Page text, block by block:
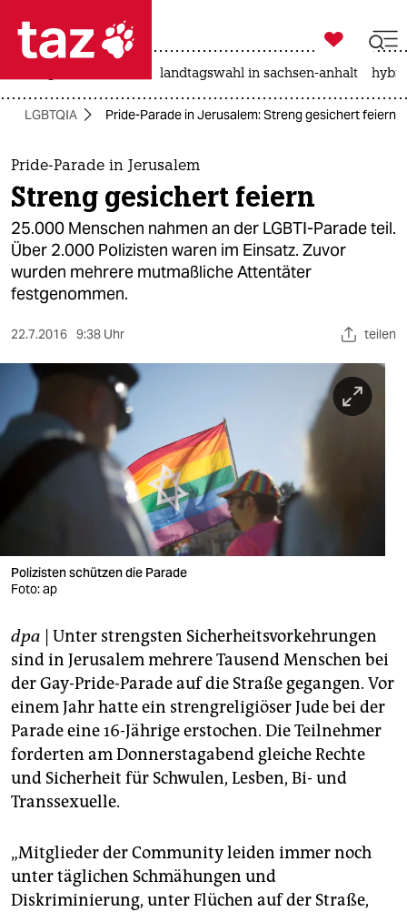
 taz zahl ich
taz zahl ich
themen
politik
öko
gesellschaft
kultur
sport
berlin
nord
wahrheit
verlag
shop
fragen & hilfe
unterstützen
abo
genossenschaft

taz zahl ich
landtagswahl in sachsen-anhalt
LGBTQIA Pride-Parade in Jerusalem: Streng gesichert feiern
Pride-Parade in Jerusalem
Streng gesichert feiern
25.000 Menschen nahmen an der LGBTI-Parade teil.
Über 2.000 Polizisten waren im Einsatz. Zuvor
wurden mehrere mutmaßliche Attentäter
festgenommen.
22.7.2016 9:38 Uhr teilen
Polizisten schützen die Parade
Foto: ap
dpa | Unter strengsten Sicherheitsvorkehrungen
sind in Jerusalem mehrere Tausend Menschen bei
der Gay-Pride-Parade auf die Straße gegangen. Vor
einem Jahr hatte ein strengreligiöser Jude bei der
Parade eine 16-Jährige erstochen. Die Teilnehmer
forderten am Donnerstagabend gleiche Rechte
und Sicherheit für Schwulen, Lesben, Bi- und
Transsexuelle.
„Mitglieder der Community leiden immer noch
unter täglichen Schmähungen und
Diskriminierung, unter Flüchen auf der Straße,